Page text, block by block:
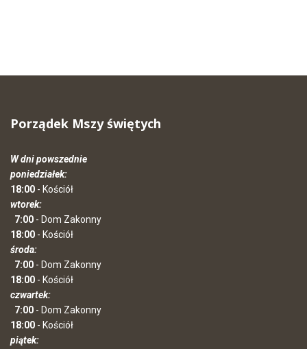
Porządek Mszy świętych
W dni powszednie
poniedziałek:
18:00 - Kościół
wtorek:
7:00 - Dom Zakonny
18:00 - Kościół
środa:
7:00 - Dom Zakonny
18:00 - Kościół
czwartek:
7:00 - Dom Zakonny
18:00 - Kościół
piątek: